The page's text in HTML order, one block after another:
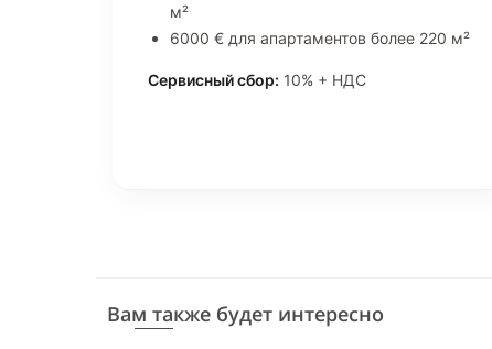
м²
6000 € для апартаментов более 220 м²
Сервисный сбор: 10% + НДС
Вам также будет интересно